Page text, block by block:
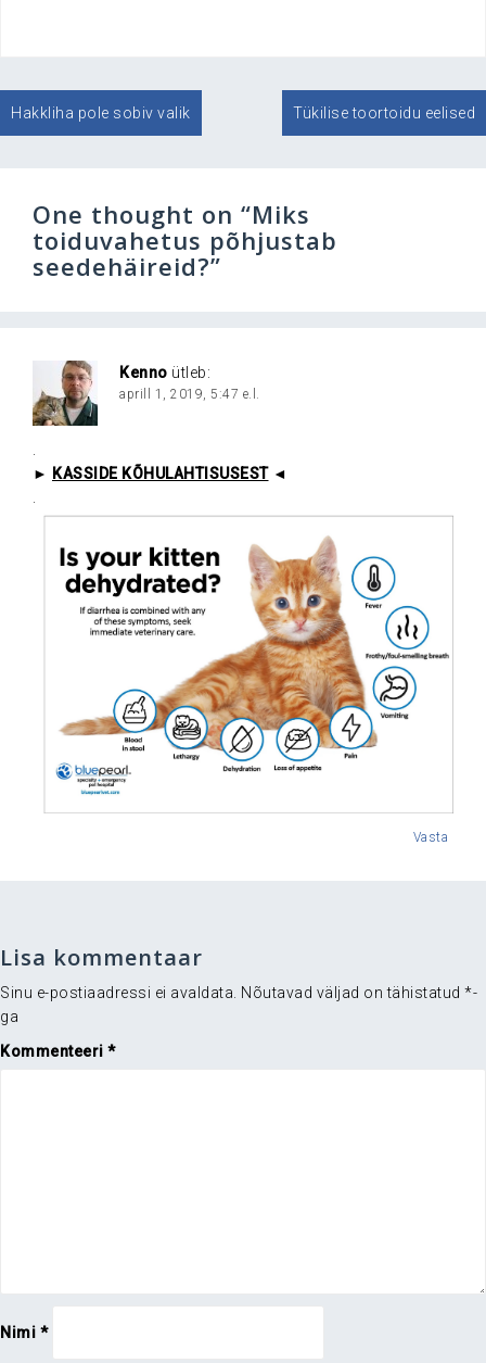
Navigeerimine
Hakkliha pole sobiv valik Tükilise toortoidu eelised
One thought on “Miks
toiduvahetus põhjustab
seedehäireid?”
Kenno ütleb:
aprill 1, 2019, 5:47 e.l.
►
KASSIDE KÕHULAHTISUSEST◄
Vasta
Lisa kommentaar
Sinu e-postiaadressi ei avaldata. Nõutavad väljad on tähistatud *-
ga
Kommenteeri *
Nimi *